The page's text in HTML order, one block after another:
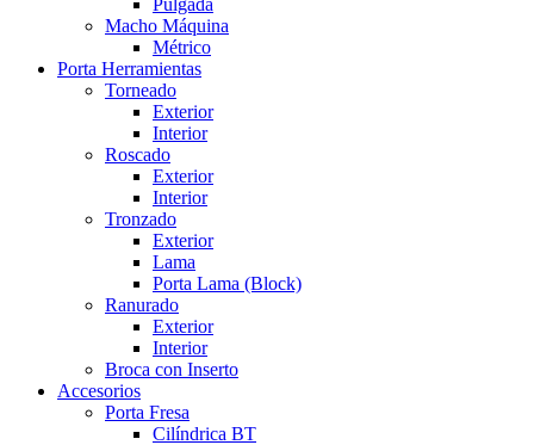
Macho Máquina
Métrico
Porta Herramientas
Torneado
Exterior
Interior
Roscado
Exterior
Interior
Tronzado
Exterior
Lama
Porta Lama (Block)
Ranurado
Exterior
Interior
Broca con Inserto
Accesorios
Porta Fresa
Cilíndrica BT